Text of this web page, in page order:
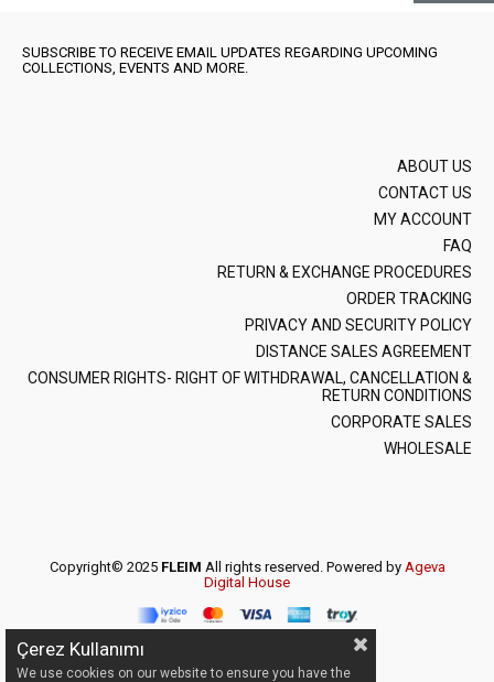
SUBSCRIBE TO RECEIVE EMAIL UPDATES REGARDING UPCOMING
COLLECTIONS, EVENTS AND MORE.
ABOUT US
CONTACT US
MY ACCOUNT
FAQ
RETURN & EXCHANGE PROCEDURES
ORDER TRACKING
PRIVACY AND SECURITY POLICY
DISTANCE SALES AGREEMENT
CONSUMER RIGHTS- RIGHT OF WITHDRAWAL, CANCELLATION &
RETURN CONDITIONS
CORPORATE SALES
WHOLESALE
Copyright© 2025 FLEIM All rights reserved. Powered by Ageva
Digital House
Çerez Kullanımı
We use cookies on our website to ensure you have the